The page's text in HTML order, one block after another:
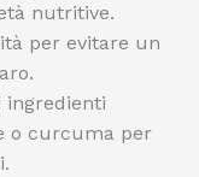
nutritive.
per evitare un
ingredienti
o curcuma per